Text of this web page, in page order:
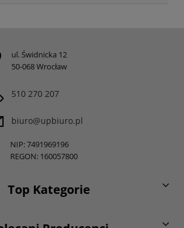
ul. Świdnicka 12
50-068 Wrocław
510 270 207
biuro@upbiuro.pl
NIP: 7491969196
REGON: 160057800
Top Kategorie